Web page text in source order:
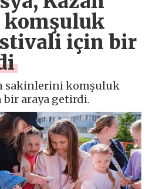
için bir
sakinlerini komşuluk
araya getirdi.